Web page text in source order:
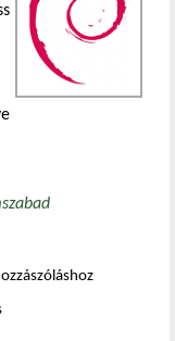
szabad
frissítés